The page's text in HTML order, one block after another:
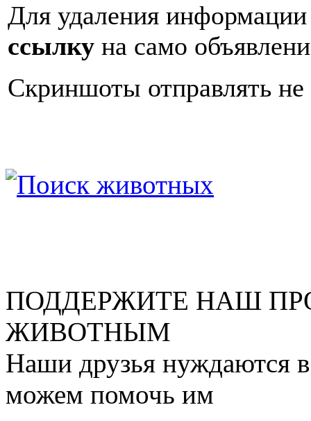
Для удаления
ссылку на само
Cкриншоты отправлять
ПОДДЕРЖИТЕ НАШ
ЖИВОТНЫМ
Наши друзья нуждаются
можем помочь им